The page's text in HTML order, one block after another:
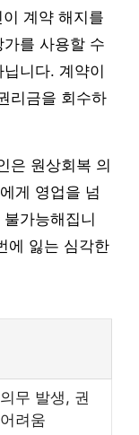
계약 해지를
를 사용할 수
니다. 계약이
리금을 회수하
은 원상회복 의
게 영업을 넘
가능해집니
에 잃는 심각한
무 발생, 권
려움